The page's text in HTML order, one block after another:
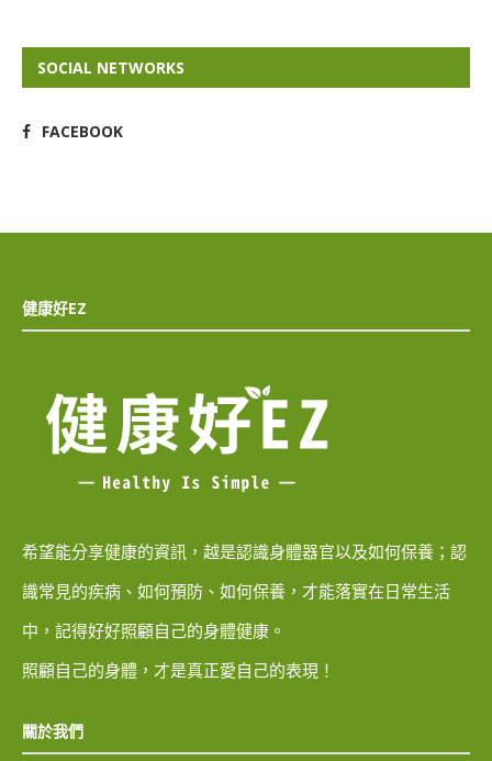
SOCIAL NETWORKS
FACEBOOK
健康好EZ
希望能分享健康的資訊，越是認識身體器官以及如何保養；認
識常見的疾病、如何預防、如何保養，才能落實在日常生活
中，記得好好照顧自己的身體健康。
照顧自己的身體，才是真正愛自己的表現！
關於我們